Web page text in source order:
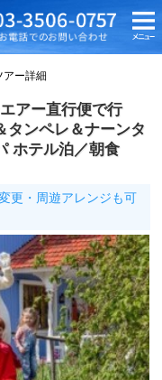
アー詳細
アー直行便で行
ンペレ＆ナーンタ
ホテル泊／朝食
更・周遊アレンジも可